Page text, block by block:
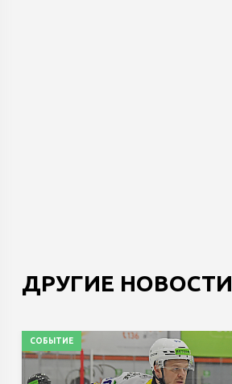
ДРУГИЕ НОВОСТИ
СОБЫТИЕ